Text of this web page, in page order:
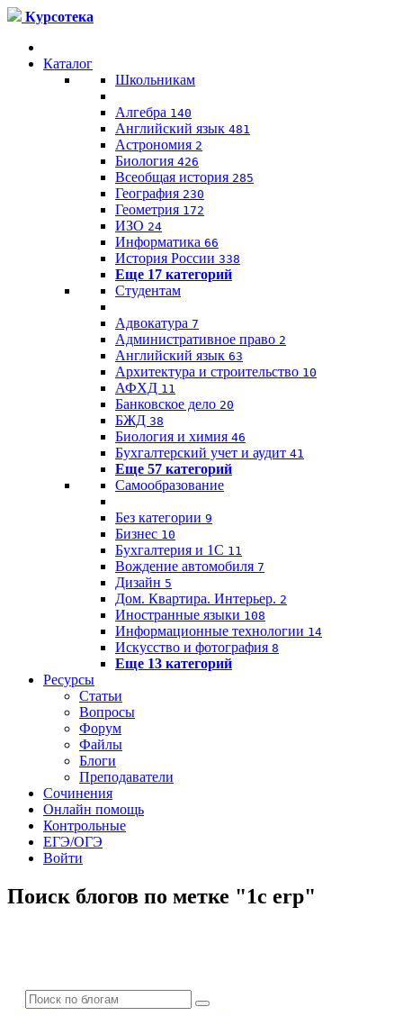
Курсотека
Каталог
Школьникам
Алгебра 140
Английский язык 481
Астрономия 2
Биология 426
Всеобщая история 285
География 230
Геометрия 172
ИЗО 24
Информатика 66
История России 338
Еще 17 категорий
Студентам
Адвокатура 7
Административное право 2
Английский язык 63
Архитектура и строительство 10
АФХД 11
Банковское дело 20
БЖД 38
Биология и химия 46
Бухгалтерский учет и аудит 41
Еще 57 категорий
Самообразование
Без категории 9
Бизнес 10
Бухгалтерия и 1C 11
Вождение автомобиля 7
Дизайн 5
Дом. Квартира. Интерьер. 2
Иностранные языки 108
Информационные технологии 14
Искусство и фотография 8
Еще 13 категорий
Ресурсы
Статьи
Вопросы
Форум
Файлы
Блоги
Преподаватели
Сочинения
Онлайн помощь
Контрольные
ЕГЭ/ОГЭ
Войти
Поиск блогов по метке "1с erp"